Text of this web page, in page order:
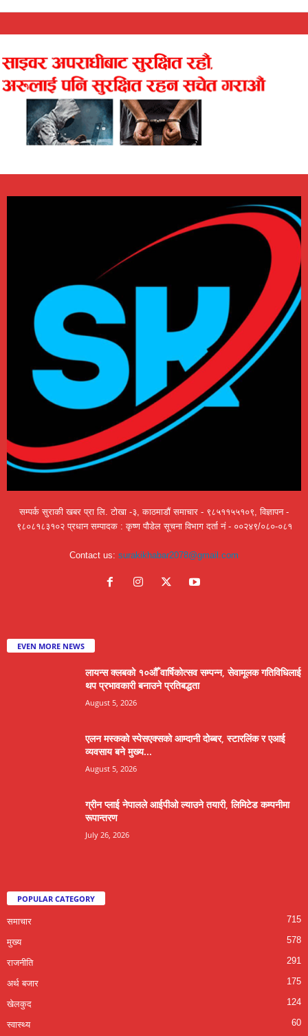
सम्पर्क सुराकी खबर प्रा लि. टोखा -३, काठमाडौं समाचार - ९८५११५५१०९, विज्ञापन -
९८०८१८३१०२ प्रधान सम्पादक : कृष्ण पौडेल सूचना विभाग दर्ता नं - ००२४९/०८०-०८१
Contact us: surakikhabar2078@gmail.com
EVEN MORE NEWS
लायन्स क्लबको १०औँ वार्षिकोत्सव सम्पन्न, सेवामूलक गतिविधिलाई
थप प्रभावकारी बनाउने प्रतिबद्धता
August 5, 2026
एलन मस्कको स्पेसएक्सको आम्दानी दोब्बर, स्टारलिंक र एआई
व्यवसाय बने मुख्य...
August 5, 2026
ग्रीन प्लाई नेपालले आईपीओ ल्याउने तयारी, लिमिटेड कम्पनीमा
रूपान्तरण
July 26, 2026
POPULAR CATEGORY
समाचार 715
मुख्य 578
राजनीति 291
अर्थ बजार 175
खेलकुद 124
स्वास्थ्य 60